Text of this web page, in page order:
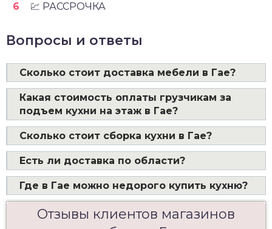
💹 РАССРОЧКА
Вопросы и ответы
Сколько стоит доставка мебели в Гае?
Какая стоимость оплаты грузчикам за
подъем кухни на этаж в Гае?
Сколько стоит сборка кухни в Гае?
Есть ли доставка по области?
Где в Гае можно недорого купить кухню?
Отзывы клиентов магазинов